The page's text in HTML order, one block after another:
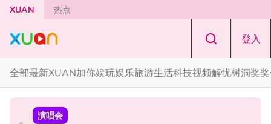
Skip to main content
XUAN 热点
登入
全部最新XUAN加你娱玩娱乐旅游生活科技视频解忧树洞奖
国际星闻
演唱会
国际星闻